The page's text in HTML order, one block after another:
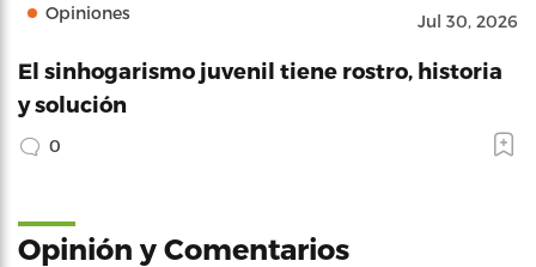
Opiniones Jul 30, 2026
El sinhogarismo juvenil tiene rostro, historia
y solución
0
Opinión y Comentarios